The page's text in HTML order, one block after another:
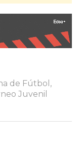
de Fútbol ,
Juvenil